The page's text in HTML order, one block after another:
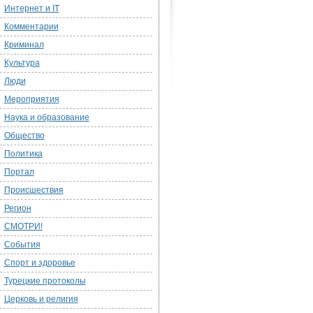
Интернет и IT
Комментарии
Криминал
Культура
Люди
Мероприятия
Наука и образование
Общество
Политика
Портал
Происшествия
Регион
СМОТРИ!
События
Спорт и здоровье
Турецкие протоколы
Церковь и религия